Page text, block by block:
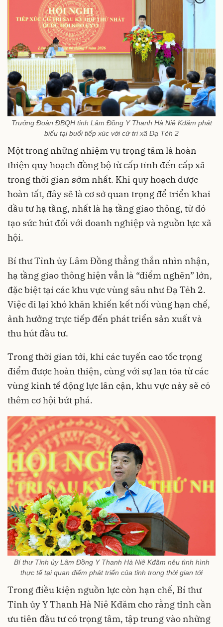
Trưởng Đoàn ĐBQH tỉnh Lâm Đồng Y Thanh Hà Niê Kđăm phát
biểu tại buổi tiếp xúc với cử tri xã Đạ Tẻh 2
Một trong những nhiệm vụ trọng tâm là hoàn
thiện quy hoạch đồng bộ từ cấp tỉnh đến cấp xã
trong thời gian sớm nhất. Khi quy hoạch được
hoàn tất, đây sẽ là cơ sở quan trọng để triển khai
đầu tư hạ tầng, nhất là hạ tầng giao thông, từ đó
tạo sức hút đối với doanh nghiệp và nguồn lực xã
hội.
Bí thư Tỉnh ủy Lâm Đồng thẳng thắn nhìn nhận,
hạ tầng giao thông hiện vẫn là “điểm nghẽn” lớn,
đặc biệt tại các khu vực vùng sâu như Đạ Tẻh 2.
Việc đi lại khó khăn khiến kết nối vùng hạn chế,
ảnh hưởng trực tiếp đến phát triển sản xuất và
thu hút đầu tư.
Trong thời gian tới, khi các tuyến cao tốc trọng
điểm được hoàn thiện, cùng với sự lan tỏa từ các
vùng kinh tế động lực lân cận, khu vực này sẽ có
thêm cơ hội bứt phá.
Bí thư Tỉnh ủy Lâm Đồng Y Thanh Hà Niê Kđăm nêu tình hình
thực tế tại quan điểm phát triển của tỉnh trong thời gian tới
Trong điều kiện nguồn lực còn hạn chế, Bí thư
Tỉnh ủy Y Thanh Hà Niê Kđăm cho rằng tỉnh cần
ưu tiên đầu tư có trọng tâm, tập trung vào những